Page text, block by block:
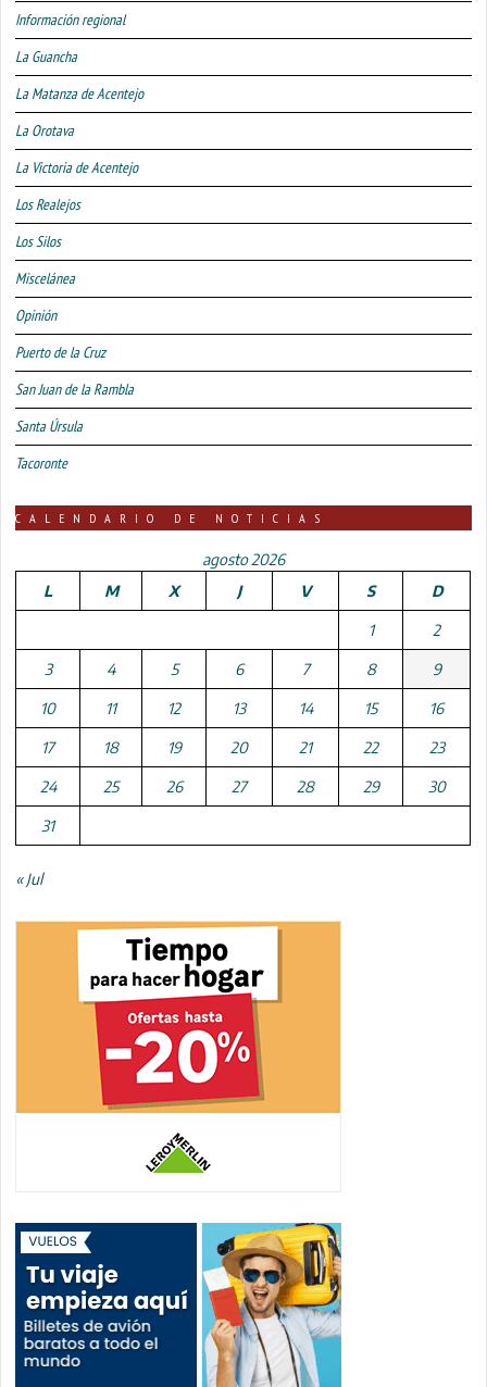
Información regional
La Guancha
La Matanza de Acentejo
La Orotava
La Victoria de Acentejo
Los Realejos
Los Silos
Miscelánea
Opinión
Puerto de la Cruz
San Juan de la Rambla
Santa Úrsula
Tacoronte
CALENDARIO DE NOTICIAS
agosto 2026
L
M X J V S D
1 2
3 4 5 6 7 8 9
10 11 12 13 14 15 16
17 18 19 20 21 22 23
24 25 26 27 28 29 30
31
« Jul